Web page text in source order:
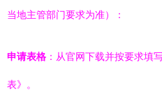
当地主管部门要求为准）：
申请表格 ：从官网下载并按要求填
表》。